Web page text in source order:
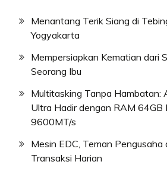
Menantang Terik Siang di
Yogyakarta
Mempersiapkan Kematian dari
Seorang Ibu
Multitasking Tanpa Hambatan:
Ultra Hadir dengan RAM 64GB
9600MT/s
Mesin EDC, Teman Pengusaha
Transaksi Harian